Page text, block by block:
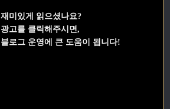
재미있게 읽으셨나요?
광고를 클릭해주시면,
블로그 운영에 큰 도움이 됩니다!